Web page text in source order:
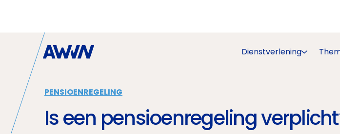
Dienstverlening
PENSIOENREGELING
Is een pensioenregeling